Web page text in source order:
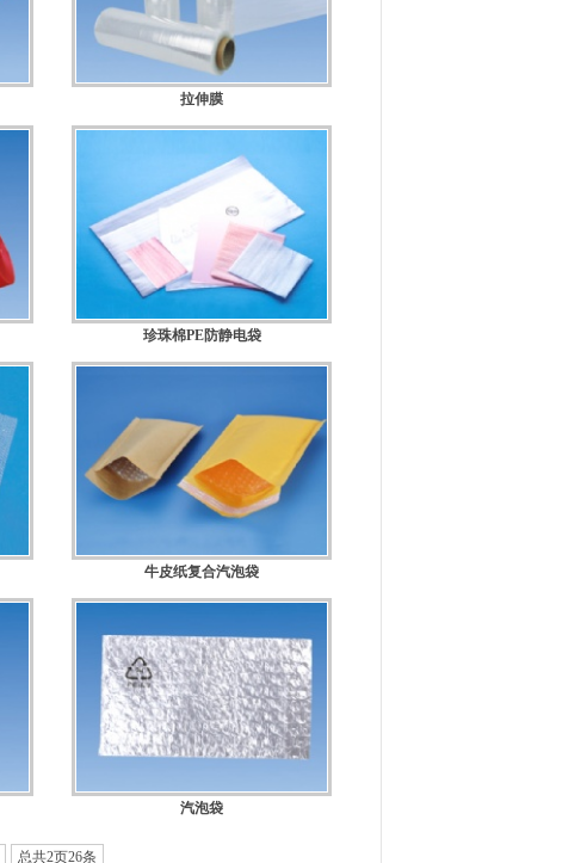
拉伸膜
规格：
珍珠棉PE防静电袋
规格：
牛皮纸复合汽泡袋
规格：
汽泡袋
总共2页26条